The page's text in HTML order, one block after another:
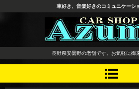
長野県 安曇野市
イール デッドニン
ーディオ レカロ
車好き、音楽好きのコミュニケーシ
長野県安曇野の老舗です。お気軽に御